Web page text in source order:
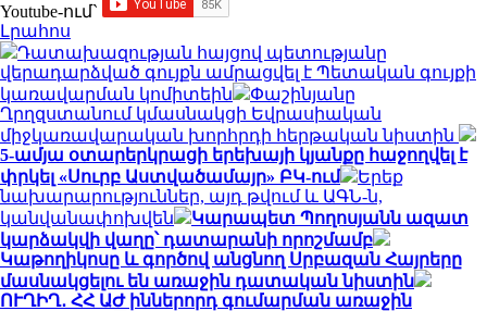
Youtube-ում`
Լրահոս
Դատախազության հայցով պետությանը
վերադարձված գույքն ամրացվել է Պետական գույքի
կառավարման կոմիտեին
Փաշինյանը
Ղրղզստանում կմասնակցի Եվրասիական
միջկառավարական խորհրդի հերթական նիստին
5-ամյա օտարերկրացի երեխայի կյանքը հաջողվել է
փրկել «Սուրբ Աստվածամայր» ԲԿ-ում
Երեք
նախարարություններ, այդ թվում և ԱԳՆ-ն,
կանվանափոխվեն
Կարապետ Պողոսյանն ազատ
կարձակվի վաղը՝ դատարանի որոշմամբ
Կաթողիկոսը և գործով անցնող Սրբազան Հայրերը
մասնակցելու են առաջին դատական նիստին
ՈՒՂԻՂ․ ՀՀ ԱԺ իններորդ գումարման առաջին